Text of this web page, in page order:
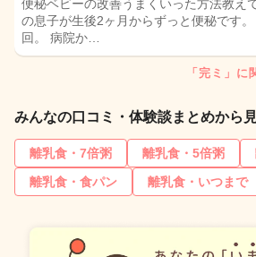
便秘ベビーの改善うまくいった方法教え
の息子が生後2ヶ月からずっと便秘です
回。 病院か…
「完ミ」に
みんなの口コミ・体験談まとめから
離乳食・7倍粥 離乳食・5倍粥
離乳食・食パン
離乳食・いつまで